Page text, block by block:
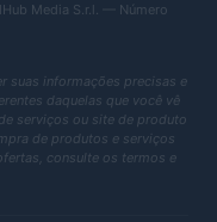
Media S.r.l. — Número
suas informações precisas e
daquelas que você vê
serviços ou site de produto
de produtos e serviços
consulte os termos e